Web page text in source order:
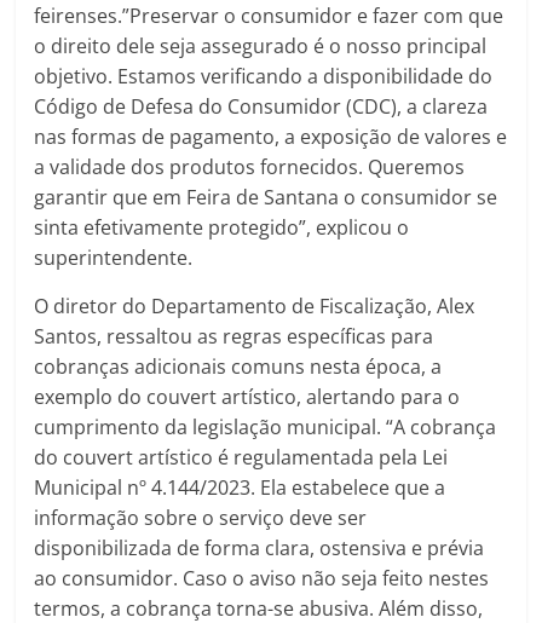
feirenses.”Preservar o consumidor e fazer com que
o direito dele seja assegurado é o nosso principal
objetivo. Estamos verificando a disponibilidade do
Código de Defesa do Consumidor (CDC), a clareza
nas formas de pagamento, a exposição de valores e
a validade dos produtos fornecidos. Queremos
garantir que em Feira de Santana o consumidor se
sinta efetivamente protegido”, explicou o
superintendente.
O diretor do Departamento de Fiscalização, Alex
Santos, ressaltou as regras específicas para
cobranças adicionais comuns nesta época, a
exemplo do couvert artístico, alertando para o
cumprimento da legislação municipal. “A cobrança
do couvert artístico é regulamentada pela Lei
Municipal nº 4.144/2023. Ela estabelece que a
informação sobre o serviço deve ser
disponibilizada de forma clara, ostensiva e prévia
ao consumidor. Caso o aviso não seja feito nestes
termos, a cobrança torna-se abusiva. Além disso,